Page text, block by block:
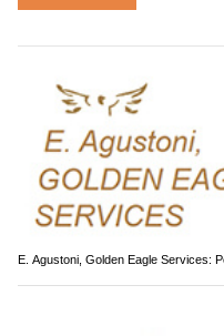
E. Agustoni, Golden Eagle Services: